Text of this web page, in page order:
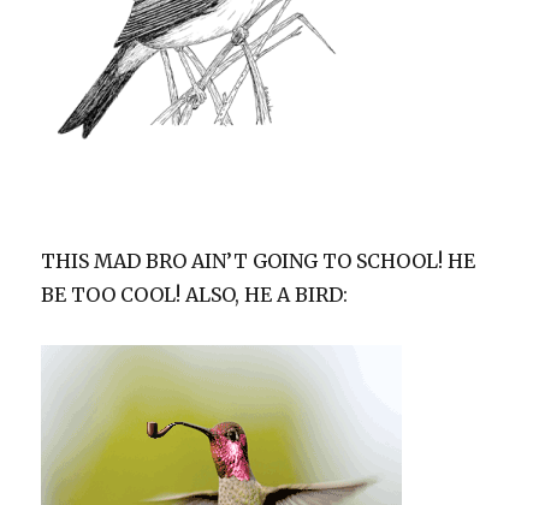
THIS MAD BRO AIN’T GOING TO SCHOOL! HE
BE TOO COOL! ALSO, HE A BIRD: